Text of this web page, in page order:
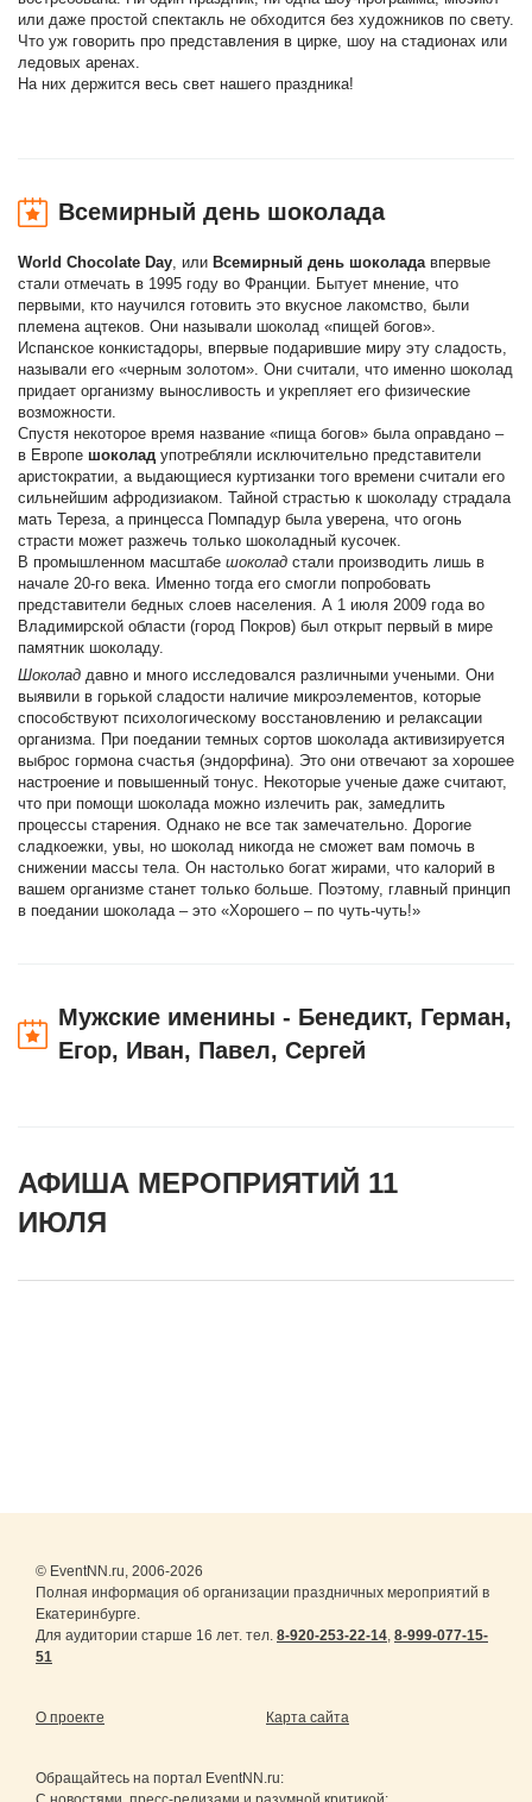
или даже простой спектакль не обходится без художников по свету.
Что уж говорить про представления в цирке, шоу на стадионах или
ледовых аренах.
На них держится весь свет нашего праздника!
Всемирный день шоколада
World Chocolate Day, или Всемирный день шоколадавпервые
стали отмечать в 1995 году во Франции. Бытует мнение, что
первыми, кто научился готовить это вкусное лакомство, были
племена ацтеков. Они называли шоколад «пищей богов».
Испанское конкистадоры, впервые подарившие миру эту сладость,
называли его «черным золотом». Они считали, что именно шоколад
придает организму выносливость и укрепляет его физические
возможности.
Спустя некоторое время название «пища богов» была оправдано –
в Европе шоколад употребляли исключительно представители
аристократии, а выдающиеся куртизанки того времени считали его
сильнейшим афродизиаком. Тайной страстью к шоколаду страдала
мать Тереза, а принцесса Помпадур была уверена, что огонь
страсти может разжечь только шоколадный кусочек.
В промышленном масштабе шоколад стали производить лишь в
начале 20-го века. Именно тогда его смогли попробовать
представители бедных слоев населения. А 1 июля 2009 года во
Владимирской области (город Покров) был открыт первый в мире
памятник шоколаду.
Шоколад давно и много исследовался различными учеными. Они
выявили в горькой сладости наличие микроэлементов, которые
способствуют психологическому восстановлению и релаксации
организма. При поедании темных сортов шоколада активизируется
выброс гормона счастья (эндорфина). Это они отвечают за хорошее
настроение и повышенный тонус. Некоторые ученые даже считают,
что при помощи шоколада можно излечить рак, замедлить
процессы старения. Однако не все так замечательно. Дорогие
сладкоежки, увы, но шоколад никогда не сможет вам помочь в
снижении массы тела. Он настолько богат жирами, что калорий в
вашем организме станет только больше. Поэтому, главный принцип
в поедании шоколада – это «Хорошего – по чуть-чуть!»
Мужские именины - Бенедикт, Герман,
Егор, Иван, Павел, Сергей
АФИША МЕРОПРИЯТИЙ 11
ИЮЛЯ
© EventNN.ru, 2006-2026
Полная информация об организации праздничных мероприятий в
Екатеринбурге.
Для аудитории старше 16 лет. тел. 8-920-253-22-14, 8-999-077-15-
51
О проекте Карта сайта
Обращайтесь на портал EventNN.ru: